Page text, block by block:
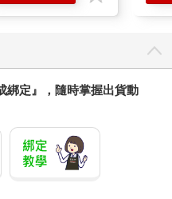
綁定』，隨時掌握出貨動